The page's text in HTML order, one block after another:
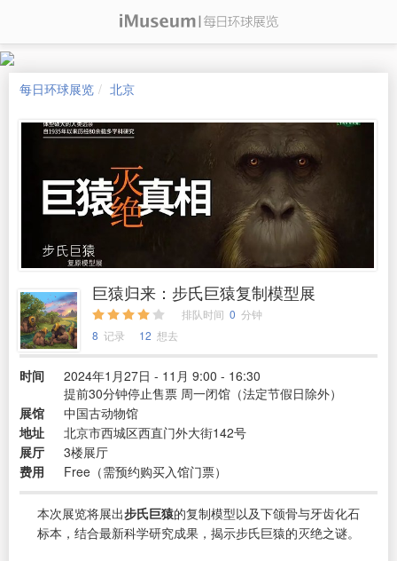
每日环球展览 北京
巨猿归来：步氏巨猿复制模型展
排队时间 0 分钟
8 记录 12 想去
时间
2024年1月27日 - 11月 9:00 - 16:30
提前30分钟停止售票 周一闭馆（法定节假日除外）
展馆
中国古动物馆
地址
北京市西城区西直门外大街142号
展厅
3楼展厅
费用
Free（需预约购买入馆门票）
本次展览将展出步氏巨猿的复制模型以及下颌骨与牙齿化石
标本，结合最新科学研究成果，揭示步氏巨猿的灭绝之谜。